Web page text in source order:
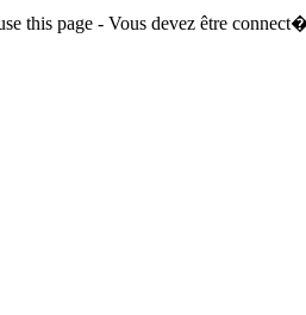
this page - Vous devez être